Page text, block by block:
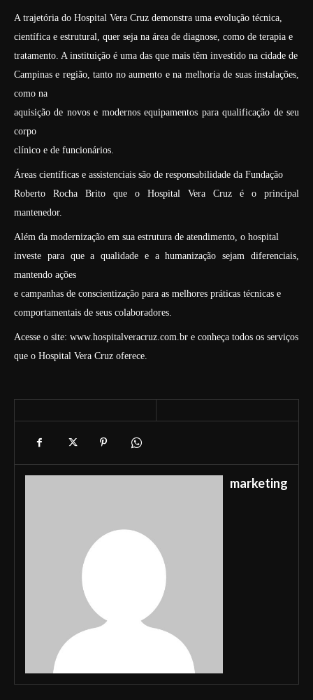
A trajetória do Hospital Vera Cruz demonstra uma evolução técnica,
científica e estrutural, quer seja na área de diagnose, como de terapia e
tratamento. A instituição é uma das que mais têm investido na cidade de
Campinas e região, tanto no aumento e na melhoria de suas instalações,
como na
aquisição de novos e modernos equipamentos para qualificação de seu
corpo
clínico e de funcionários.
Áreas científicas e assistenciais são de responsabilidade da Fundação
Roberto Rocha Brito que o Hospital Vera Cruz é o principal
mantenedor.
Além da modernização em sua estrutura de atendimento, o hospital
investe para que a qualidade e a humanização sejam diferenciais,
mantendo ações
e campanhas de conscientização para as melhores práticas técnicas e
comportamentais de seus colaboradores.
Acesse o site: www.hospitalveracruz.com.br e conheça todos os serviços
que o Hospital Vera Cruz oferece.
marketing